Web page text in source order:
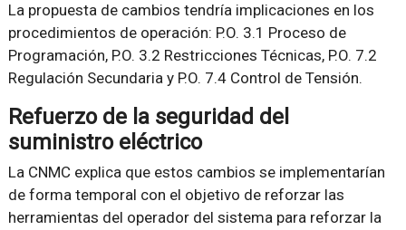
La propuesta de cambios tendría implicaciones en los
procedimientos de operación: P.O. 3.1 Proceso de
Programación, P.O. 3.2 Restricciones Técnicas, P.O. 7.2
Regulación Secundaria y P.O. 7.4 Control de Tensión.
Refuerzo de la seguridad del
suministro eléctrico
La CNMC explica que estos cambios se implementarían
de forma temporal con el objetivo de reforzar las
herramientas del operador del sistema para reforzar la